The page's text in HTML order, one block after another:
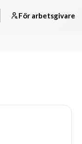
För arbetsgivare